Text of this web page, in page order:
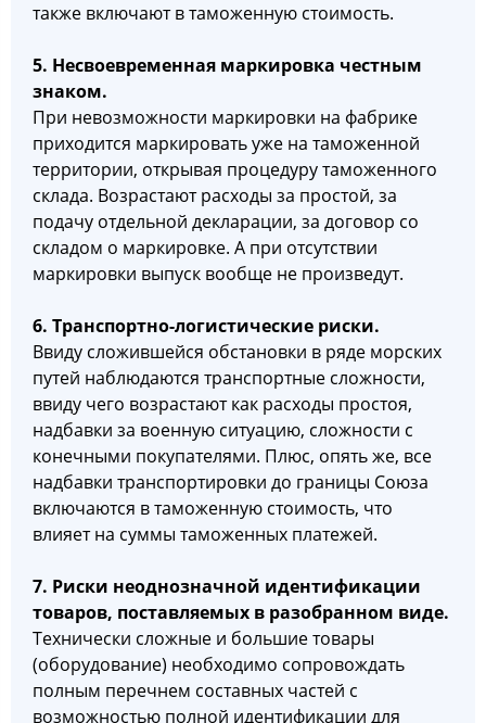
также включают в таможенную стоимость.
5. Несвоевременная маркировка честным
знаком.
При невозможности маркировки на фабрике
приходится маркировать уже на таможенной
территории, открывая процедуру таможенного
склада. Возрастают расходы за простой, за
подачу отдельной декларации, за договор со
складом о маркировке. А при отсутствии
маркировки выпуск вообще не произведут.
6. Транспортно-логистические риски.
Ввиду сложившейся обстановки в ряде морских
путей наблюдаются транспортные сложности,
ввиду чего возрастают как расходы простоя,
надбавки за военную ситуацию, сложности с
конечными покупателями. Плюс, опять же, все
надбавки транспортировки до границы Союза
включаются в таможенную стоимость, что
влияет на суммы таможенных платежей.
7. Риски неоднозначной идентификации
товаров, поставляемых в разобранном виде.
Технически сложные и большие товары
(оборудование) необходимо сопровождать
полным перечнем составных частей с
возможностью полной идентификации для